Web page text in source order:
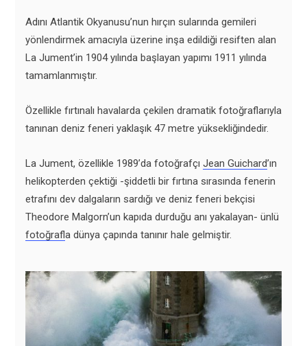
Adını Atlantik Okyanusu’nun hırçın sularında gemileri
yönlendirmek amacıyla üzerine inşa edildiği resiften alan
La Jument’in 1904 yılında başlayan yapımı 1911 yılında
tamamlanmıştır.
Özellikle fırtınalı havalarda çekilen dramatik fotoğraflarıyla
tanınan deniz feneri yaklaşık 47 metre yüksekliğindedir.
La Jument, özellikle 1989’da fotoğrafçı Jean Guichard’ın
helikopterden çektiği -şiddetli bir fırtına sırasında fenerin
etrafını dev dalgaların sardığı ve deniz feneri bekçisi
Theodore Malgorn’un kapıda durduğu anı yakalayan- ünlü
fotoğrafla dünya çapında tanınır hale gelmiştir.